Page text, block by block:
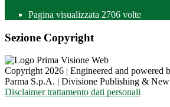
Pagina visualizzata 2706 volte
Sezione Copyright
Copyright 2026 | Engineered and powered
Parma S.p.A. | Divisione Publishing &
Disclaimer trattamento dati personali